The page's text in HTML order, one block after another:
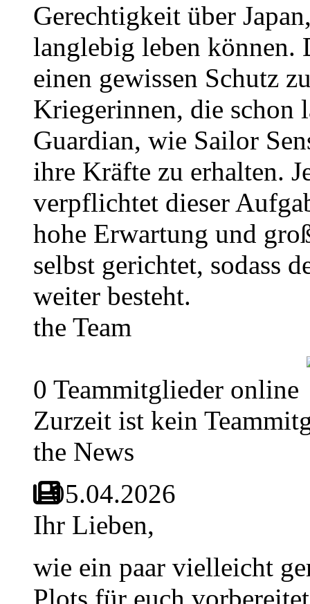
Gerechtigkeit über
langlebig leben können.
einen gewissen Schutz
Kriegerinnen, die schon
Guardian, wie Sailor
ihre Kräfte zu erhalten.
verpflichtet dieser
hohe Erwartung und
selbst gerichtet, sodass
weiter besteht.
the Team
0 Teammitglieder online
Zurzeit ist kein
the News
05.04.2026
Ihr Lieben,
wie ein paar vielleicht